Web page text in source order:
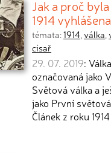
Jak a proč
1914
témata:1914,válka,
císař
29. 07. 2019:
označovaná jako
Světová válka a
jako První
Článek z roku